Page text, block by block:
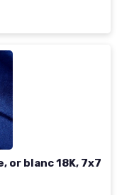
or blanc 18K, 7x7